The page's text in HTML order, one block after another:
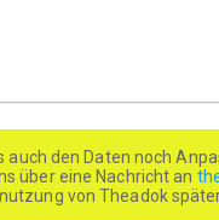
den Daten noch
über eine Nachricht an
von Theadok